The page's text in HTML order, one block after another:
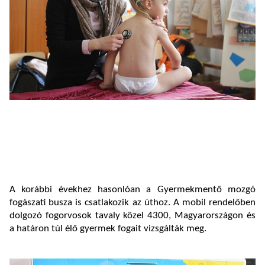
A korábbi évekhez hasonlóan a Gyermekmentő mozgó
fogászati busza is csatlakozik az úthoz. A mobil rendelőben
dolgozó fogorvosok tavaly közel 4300, Magyarországon és
a határon túl élő gyermek fogait vizsgálták meg.